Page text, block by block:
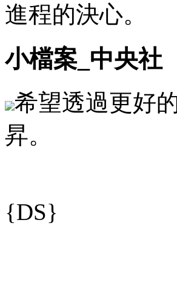
進程的決心。
小檔案_中央社
希望透過更好
昇。
{DS}